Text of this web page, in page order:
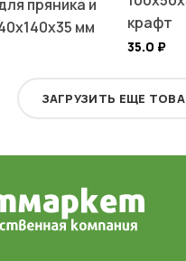
пряника и
мм
крафт
35.0 ₽
ЗАГРУЗИТЬ ЕЩЕ